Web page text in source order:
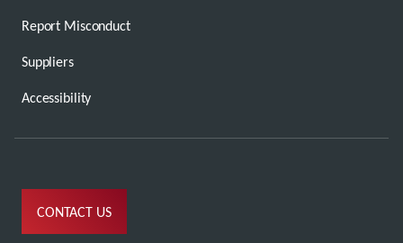
Report Misconduct
Suppliers
Accessibility
CONTACT US